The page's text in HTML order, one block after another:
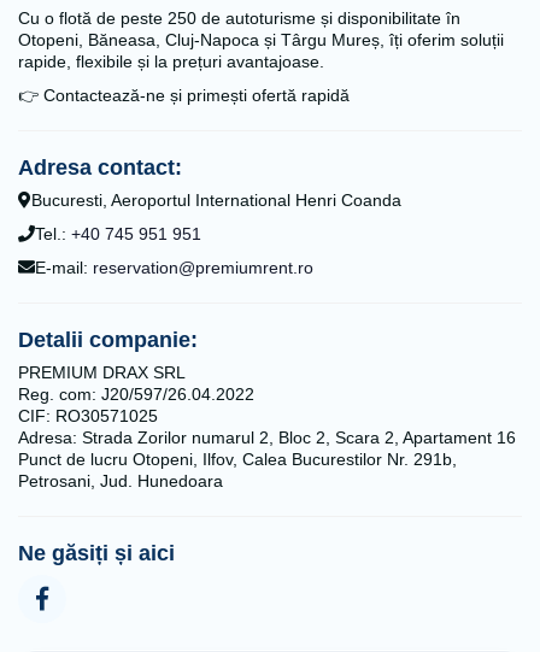
Cu o flotă de peste 250 de autoturisme și disponibilitate în
Otopeni, Băneasa, Cluj-Napoca și Târgu Mureș, îți oferim soluții
rapide, flexibile și la prețuri avantajoase.
👉 Contactează-ne și primești ofertă rapidă
Adresa contact:
Bucuresti, Aeroportul International Henri Coanda
Tel.: +40 745 951 951
E-mail: reservation@premiumrent.ro
Detalii companie:
PREMIUM DRAX SRL
Reg. com: J20/597/26.04.2022
CIF: RO30571025
Adresa: Strada Zorilor numarul 2, Bloc 2, Scara 2, Apartament 16
Punct de lucru Otopeni, Ilfov, Calea Bucurestilor Nr. 291b,
Petrosani, Jud. Hunedoara
Ne găsiți și aici